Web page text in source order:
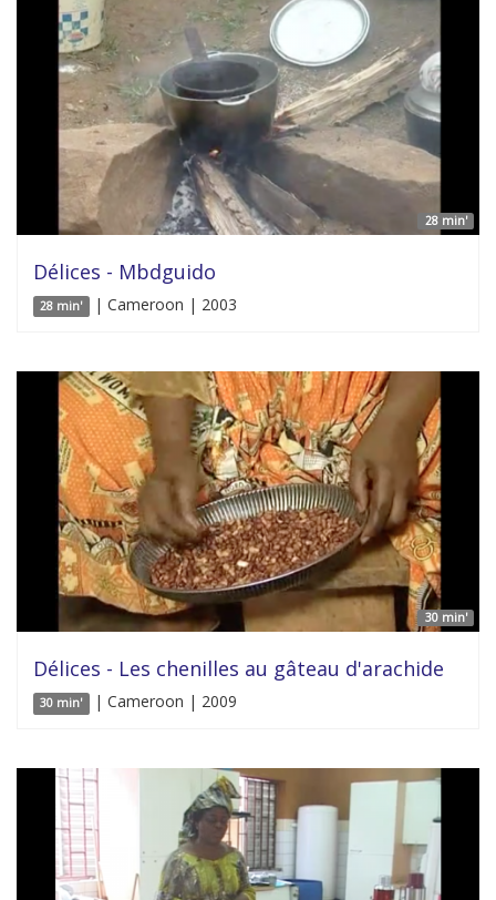
28 min'
Délices - Mbdguido
28 min' | Cameroon | 2003
30 min'
Délices - Les chenilles au gâteau d'arachide
30 min' | Cameroon | 2009